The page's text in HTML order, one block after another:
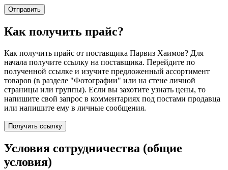
Как получить прайс?
Как получить прайс от поставщика Парвиз Хаимов? Для
начала получите ссылку на поставщика. Перейдите по
полученной ссылке и изучите предложенный ассортимент
товаров (в разделе "Фотографии" или на стене личной
страницы или группы). Если вы захотите узнать цены, то
напишите свой запрос в комментариях под постами продавца
или напишите ему в личные сообщения.
Получить ссылку
Условия сотрудничества (общие
условия)